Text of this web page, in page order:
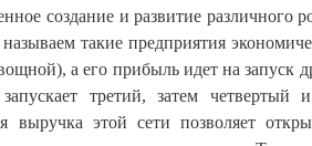
создание и развитие различного
такие предприятия
а его прибыль идет на запуск
третий, затем четвертый
выручка этой сети позволяет